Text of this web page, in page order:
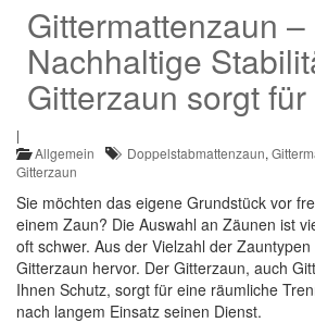
Gittermattenzaun –
Nachhaltige
Gitterzaun sorgt
|
Allgemein
Doppelstabmattenzaun,
Gitterzaun
Sie möchten das eigene Grundstück vor
einem Zaun? Die Auswahl an Zäunen ist
oft schwer. Aus der Vielzahl der
Gitterzaun hervor. Der Gitterzaun, auch
Ihnen Schutz, sorgt für eine räumliche
nach langem Einsatz seinen Dienst.